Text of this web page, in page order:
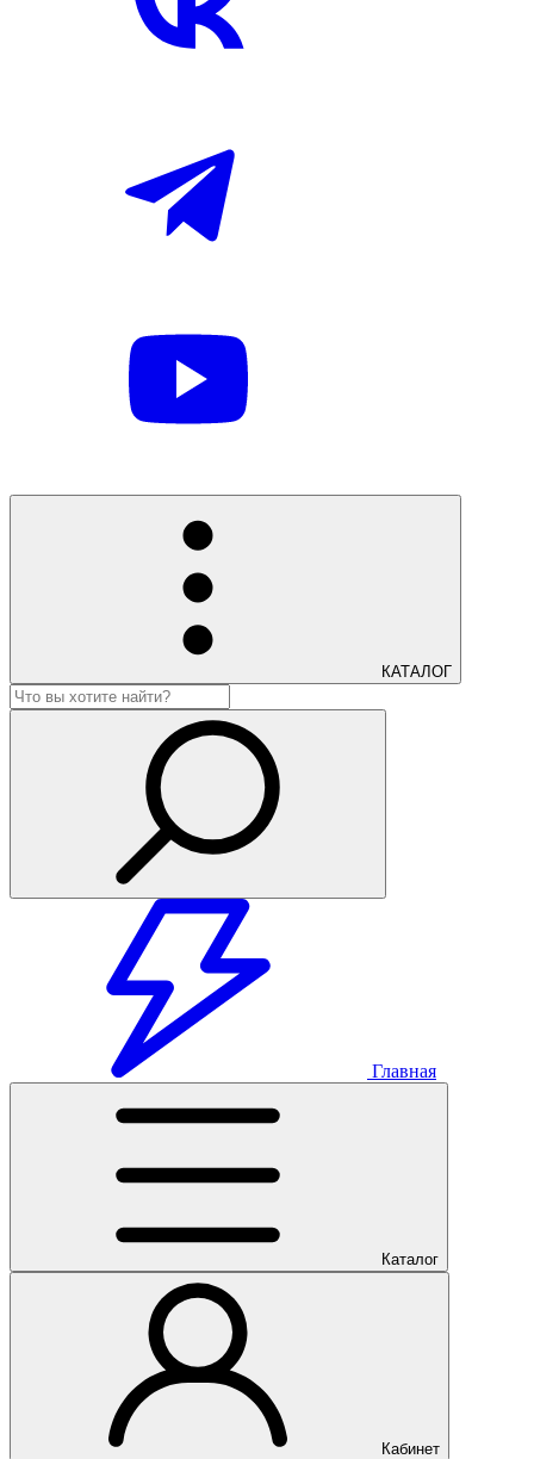
КАТАЛОГ
Главная
Каталог
Кабинет